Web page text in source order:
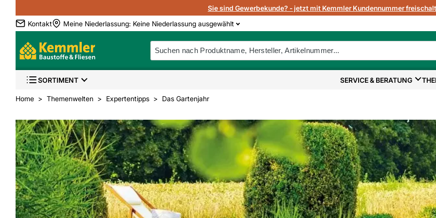
Sie sind Gewerbekunde? - jetzt mit Kemmler Kundennummer
Kontakt
Meine Niederlassung: Keine Niederlassung ausgewählt
SORTIMENT SERVICE & BERATUNG
Home Themenwelten Expertentipps Das Gartenjahr